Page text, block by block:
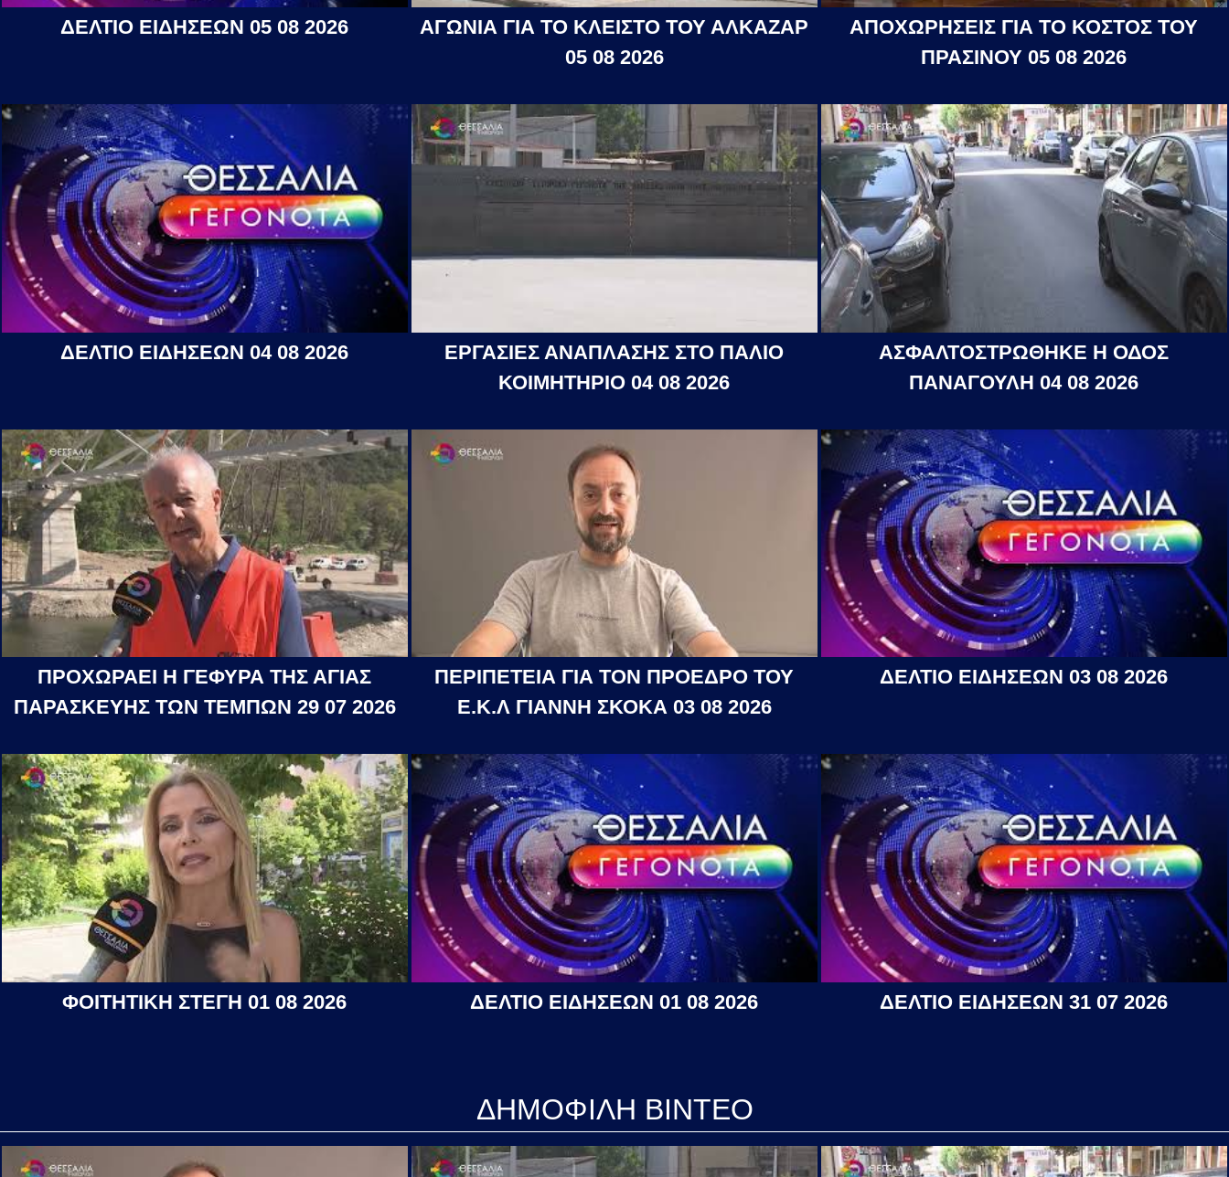
ΔΕΛΤΙΟ ΕΙΔΗΣΕΩΝ 05 08 2026
ΑΓΩΝΙΑ ΓΙΑ ΤΟ ΚΛΕΙΣΤΟ ΤΟΥ ΑΛΚΑΖΑΡ
05 08 2026
ΑΠΟΧΩΡΗΣΕΙΣ ΓΙΑ ΤΟ ΚΟΣΤΟΣ ΤΟΥ
ΠΡΑΣΙΝΟΥ 05 08 2026
ΔΕΛΤΙΟ ΕΙΔΗΣΕΩΝ 04 08 2026
ΕΡΓΑΣΙΕΣ ΑΝΑΠΛΑΣΗΣ ΣΤΟ ΠΑΛΙΟ
ΚΟΙΜΗΤΗΡΙΟ 04 08 2026
ΑΣΦΑΛΤΟΣΤΡΩΘΗΚΕ Η ΟΔΟΣ
ΠΑΝΑΓΟΥΛΗ 04 08 2026
ΠΡΟΧΩΡΑΕΙ Η ΓΕΦΥΡΑ ΤΗΣ ΑΓΙΑΣ
ΠΑΡΑΣΚΕΥΗΣ ΤΩΝ ΤΕΜΠΩΝ 29 07 2026
ΠΕΡΙΠΕΤΕΙΑ ΓΙΑ ΤΟΝ ΠΡΟΕΔΡΟ ΤΟΥ
Ε.Κ.Λ ΓΙΑΝΝΗ ΣΚΟΚΑ 03 08 2026
ΔΕΛΤΙΟ ΕΙΔΗΣΕΩΝ 03 08 2026
ΦΟΙΤΗΤΙΚΗ ΣΤΕΓΗ 01 08 2026 ΔΕΛΤΙΟ ΕΙΔΗΣΕΩΝ 01 08 2026 ΔΕΛΤΙΟ ΕΙΔΗΣΕΩΝ 31 07 2026
ΔΗΜΟΦΙΛΗ ΒΙΝΤΕΟ